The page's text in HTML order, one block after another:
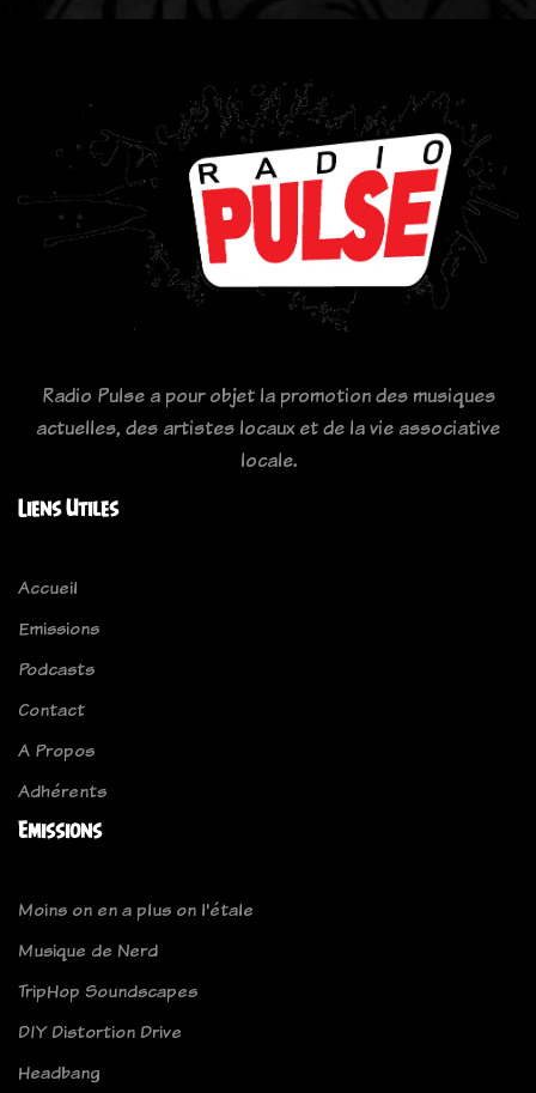
Radio Pulse a pour objet la promotion des musiques
actuelles, des artistes locaux et de la vie associative
locale.
Liens Utiles
Accueil
Emissions
Podcasts
Contact
A Propos
Adhérents
Emissions
Moins on en a plus on l'étale
Musique de Nerd
TripHop Soundscapes
DIY Distortion Drive
Headbang